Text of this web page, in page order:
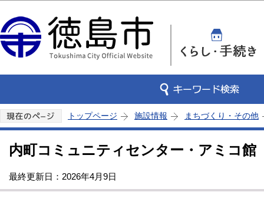
トップページ 施設情報 まちづくり・その他
内町コミュニティセンター・アミコ館
最終更新日：2026年4月9日